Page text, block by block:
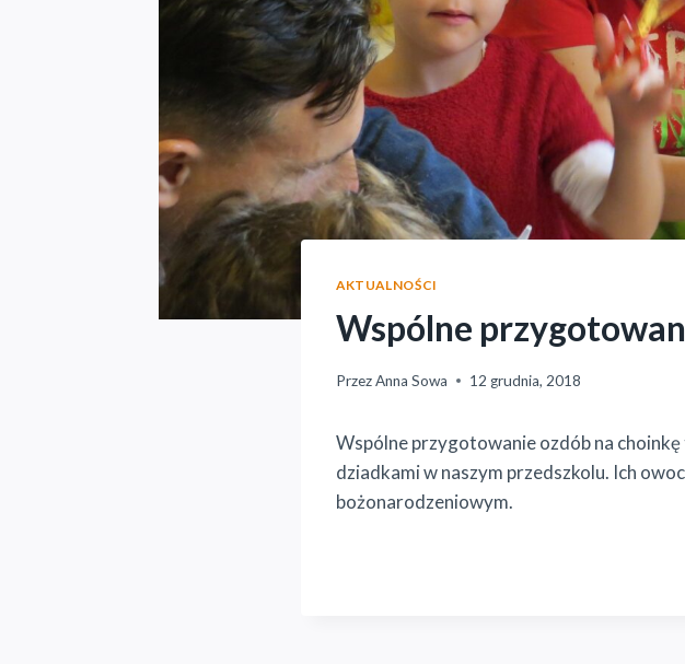
AKTUALNOŚCI
Wspólne
PrzezAnna Sowa 12 grudnia, 2018
Wspólne przygotowanie ozdób na
dziadkami w naszym przedszkolu. Ich
bożonarodzeniowym.